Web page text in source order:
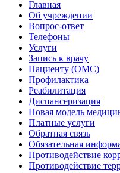
Главная
Об учреждении
Вопрос-ответ
Телефоны
Услуги
Запись к врачу
Пациенту (ОМС)
Профилактика
Реабилитация
Диспансеризация
Новая модель
Платные услуги
Обратная связь
Обязательная
Противодействие
Противодействие